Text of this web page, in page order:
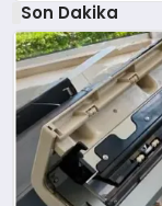
Son Dakika